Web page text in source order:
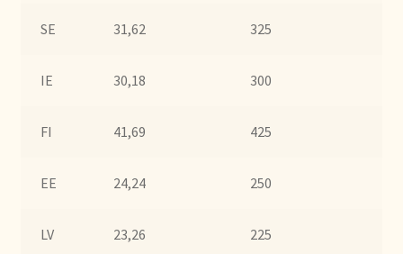
Declaración de privacidad
Déclaration de confidentialité
Devoluciones y garantía
Envío y entrega
Expédition et livraison
SE 31,62 325
IE 30,18 300
FI 41,69 425
EE 24,24 250
LV 23,26 225